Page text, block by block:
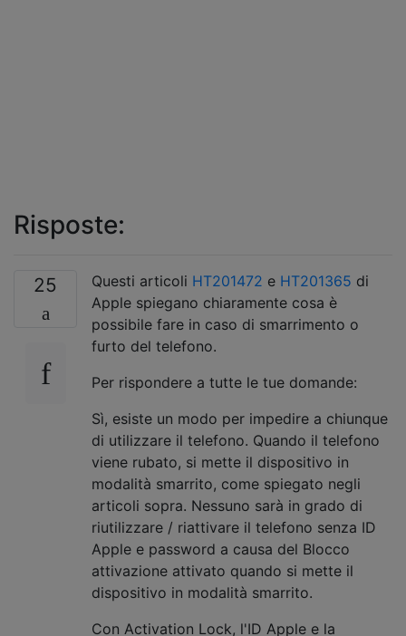
Risposte:
25 Questi articoli HT201472 e HT201365 di
Apple spiegano chiaramente cosa è
possibile fare in caso di smarrimento o
furto del telefono.
Per rispondere a tutte le tue domande:
Sì, esiste un modo per impedire a chiunque
di utilizzare il telefono. Quando il telefono
viene rubato, si mette il dispositivo in
modalità smarrito, come spiegato negli
articoli sopra. Nessuno sarà in grado di
riutilizzare / riattivare il telefono senza ID
Apple e password a causa del Blocco
attivazione attivato quando si mette il
dispositivo in modalità smarrito.
Con Activation Lock, l'ID Apple e la